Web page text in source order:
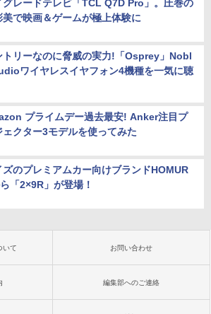
グレードテレビ「TCL Q7D Pro」。圧巻の
美で映画＆ゲームが極上体験に
トリーなのに脅威の実力!「Osprey」Nobl
ワイヤレスイヤフォン4機種を一気に聴
プライムデー過去最安! Anker注目プ
ェクター3モデルを使ってみた
ズのプレミアムカー向けブランドHOMUR
「2×9R」が登場！
いて お問い合わせ
編集部へのご連絡